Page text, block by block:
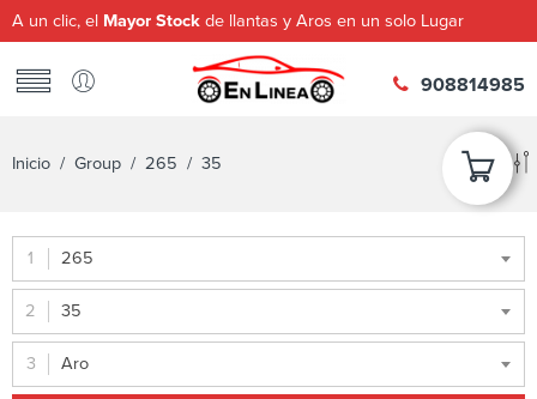
A un clic, el Mayor Stock de llantas y Aros en un solo Lugar
908814985
Inicio / Group / 265 / 35
265
35
Aro